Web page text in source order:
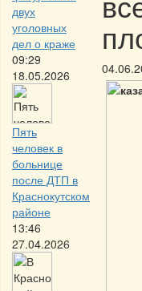
двух
уголовных
дел о краже
09:29
18.05.2026
Пять
человек в
больнице
после ДТП в
Краснокутском
районе
13:46
27.04.2026